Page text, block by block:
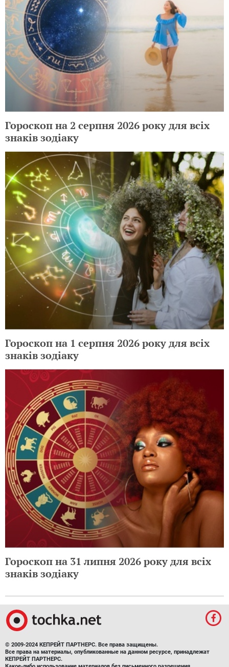
Гороскоп на 2 серпня 2026 року для всіх
знаків зодіаку
Гороскоп на 1 серпня 2026 року для всіх
знаків зодіаку
Гороскоп на 31 липня 2026 року для всіх
знаків зодіаку
© 2009-2024 КЕПРЕЙТ ПАРТНЕРС. Все права защищены.
Все права на материалы, опубликованные на данном ресурсе, принадлежат
КЕПРЕЙТ ПАРТНЕРС.